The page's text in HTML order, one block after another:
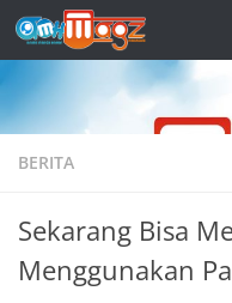
Skip to content
BERITA
Sekarang Bisa
Menggunakan